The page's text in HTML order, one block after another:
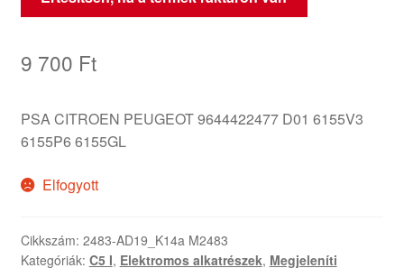
9 700 Ft
PSA CITROEN PEUGEOT 9644422477 D01 6155V3
6155P6 6155GL
Elfogyott
Cikkszám: 2483-AD19_K14a M2483
Kategóriák: C5 I, Elektromos alkatrészek, Megjeleníti